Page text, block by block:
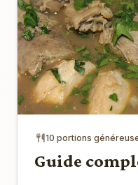
10 portions
Guide